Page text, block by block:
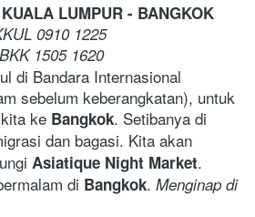
LUMPUR - BANGKOK
0910 1225
1505 1620
di Bandara Internasional
sebelum keberangkatan), untuk
ke Bangkok
dan bagasi. Kita akan
Asiatique Night Market.
di Bangkok. Menginap di